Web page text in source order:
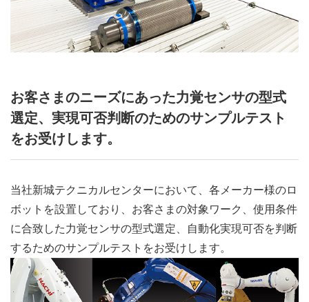
お客さまのニーズにあった力覚センサの型式
選定、 実現可否判断のためのサンプルテスト
をお受けします。
当社新城テクニカルセンターにおいて、各メーカー様のロ
ボットを設置しており、お客さまの対象ワーク、使用条件
に合致した力覚センサの型式選定、自動化実現可否を判断
するためのサンプルテストをお受けします。